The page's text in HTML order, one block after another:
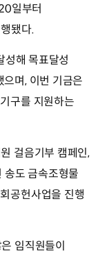
일부터
됐다.
해 목표달성
며, 이번 기금은
구를 지원하는
걸음기부 캠페인,
송도 금속조형물
공헌사업을 진행
임직원들이